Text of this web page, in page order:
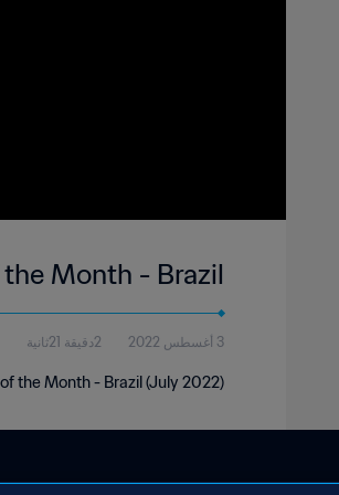
the Month - Brazil
3 أغسطس 2022 2دقيقة 21ثانية
the Month - Brazil (July 2022)